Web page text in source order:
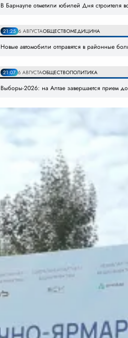
В Барнауле отметили юбилей Дня строителя
21:25 6 АВГУСТАОБЩЕСТВОМЕДИЦИНА
Новые автомобили отправятся в районные
21:07 6 АВГУСТАОБЩЕСТВОПОЛИТИКА
Выборы-2026: на Алтае завершается прием